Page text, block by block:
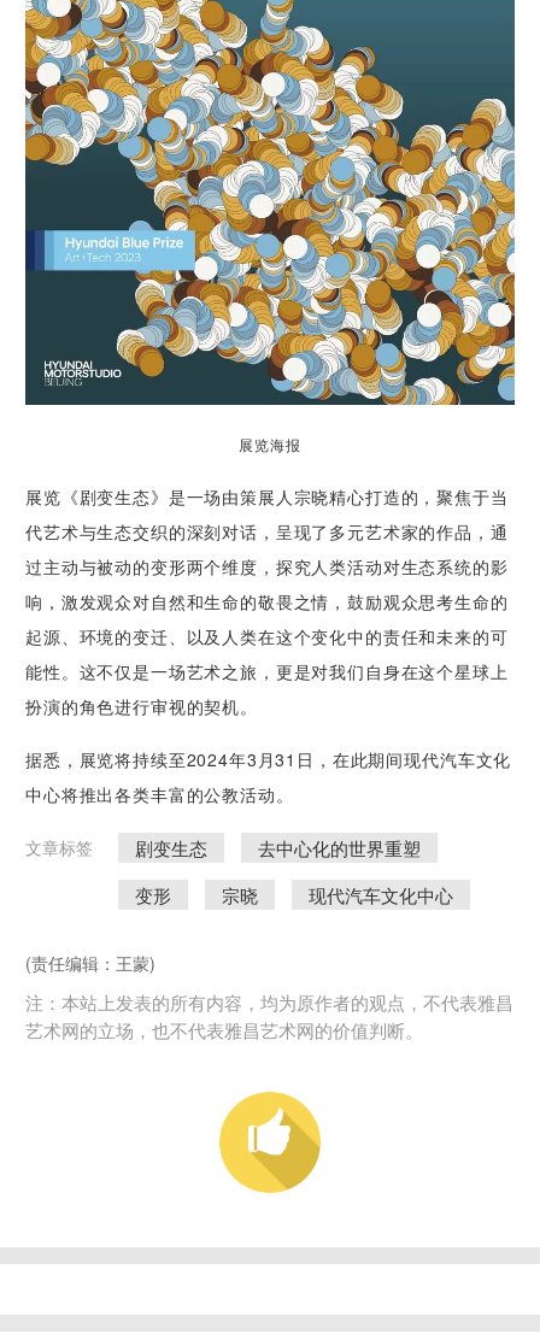
展览海报
展览《剧变生态》是一场由策展人宗晓精心打造的，聚焦于当
代艺术与生态交织的深刻对话，呈现了多元艺术家的作品，通
过主动与被动的变形两个维度，探究人类活动对生态系统的影
响，激发观众对自然和生命的敬畏之情，鼓励观众思考生命的
起源、环境的变迁、以及人类在这个变化中的责任和未来的可
能性。这不仅是一场艺术之旅，更是对我们自身在这个星球上
扮演的角色进行审视的契机。
据悉，展览将持续至2024年3月31日，在此期间现代汽车文化
中心将推出各类丰富的公教活动。
文章标签 剧变生态
去中心化的世界重塑
变形
宗晓 现代汽车文化中心
(责任编辑：王蒙)
注：本站上发表的所有内容，均为原作者的观点，不代表雅昌
艺术网的立场，也不代表雅昌艺术网的价值判断。